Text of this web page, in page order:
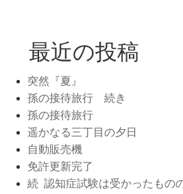
最近の投稿
突然『夏』
孫の接待旅行 続き
孫の接待旅行
遥かなる三丁目の夕日
自動販売機
免許更新完了
続 認知症試験は受かったも